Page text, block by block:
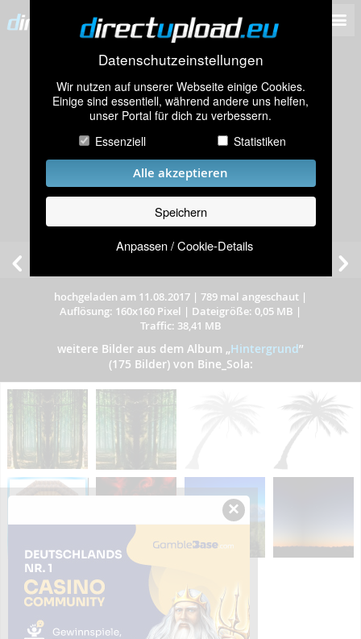
Datenschutzeinstellungen
Wir nutzen auf unserer Webseite einige Cookies.
Einige sind essentiell, während andere uns helfen,
unser Portal für dich zu verbessern.
Essenziell
Statistiken
Alle akzeptieren
Speichern
Anpassen / Cookie-Details
hochgeladen am 11.08.2017 | 789 mal angeschaut |
Auflösung: 160x160 Pixel | Dateigröße: 0,05 MB |
Traffic: 38,41 MB
weitere Bilder aus dem Album „Hintergrund”
(175 Bilder) von Bine_Sola:
×